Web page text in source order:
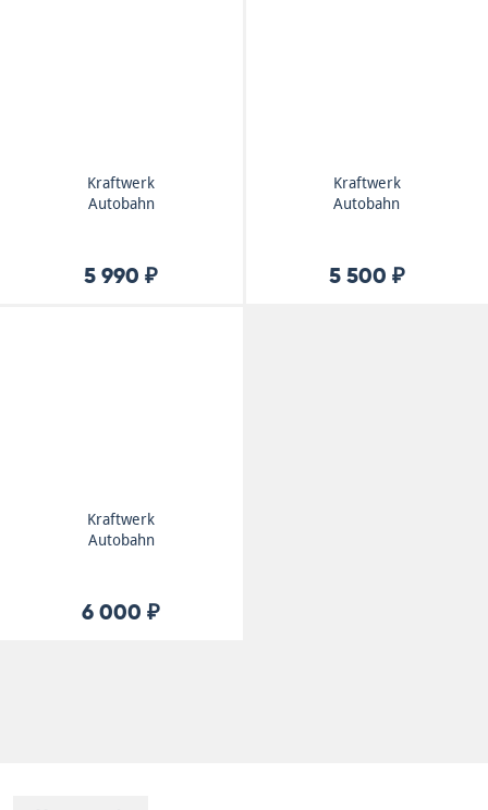
Kraftwerk
Autobahn
5 990 ₽
Kraftwerk
Autobahn
5 500 ₽
Kraftwerk
Autobahn
6 000 ₽